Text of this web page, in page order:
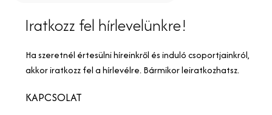
Iratkozz fel hírlevelünkre!
Ha szeretnél értesülni híreinkről és induló csoportjainkról,
akkor iratkozz fel a hírlevélre. Bármikor leiratkozhatsz.
KAPCSOLAT